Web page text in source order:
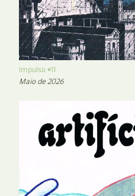
Impulso #11
Maio de 2026